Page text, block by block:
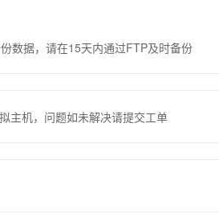
数据，请在15天内通过FTP及时备份
主机，问题如未解决请提交工单